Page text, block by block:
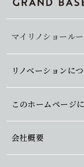
マイリノショール
リノベーションに
このホームページ
会社概要